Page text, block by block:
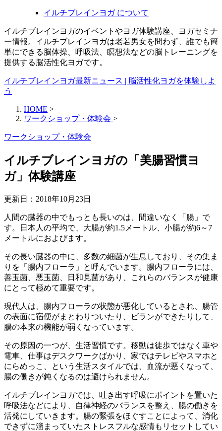
イルチブレインヨガ について
イルチブレインヨガのイベントやヨガ体験講座、ヨガセミナ
ー情報。イルチブレインヨガは老若男女を問わず、誰でも簡
単にできる脳体操、呼吸法、瞑想法などの脳トレーニングを
提供する脳活性化ヨガです。
イルチブレインヨガ最新ニュース | 脳活性化ヨガを体験しよ
う
HOME >
ワークショップ・体験会 >
ワークショップ・体験会
イルチブレインヨガの「美腸習慣ヨ
ガ」体験講座
更新日： 2018年10月23日
人間の臓器の中でもっとも長いのは、間違いなく「腸」で
す。日本人の平均で、大腸が約1.5メートル、小腸が約6～7
メートルにおよびます。
その長い臓器の中に、多数の細菌が生息しており、その集ま
りを「腸内フローラ」と呼んでいます。腸内フローラには、
善玉菌、悪玉菌、日和見菌があり、これらのバランスが健康
にとって極めて重要です。
現代人は、腸内フローラの状態が悪化しているとされ、腸管
の表面に宿便がまとわりついたり、ビランができたりして、
腸の本来の機能が弱くなっています。
その原因の一つが、生活習慣です。移動は徒歩ではなく車や
電車、仕事はデスクワークばかり、家ではテレビやスマホと
にらめっこ、という生活スタイルでは、血流が悪くなって、
腸の働きが鈍くなるのは避けられません。
イルチブレインヨガでは、吐き出す呼吸にポイントを置いた
呼吸法などにより、自律神経のバランスを整え、腸の働きを
活発にしていきます。腸の緊張をほぐすことによって、消化
できずに溜まっていたストレスフルな感情もリセットしてい